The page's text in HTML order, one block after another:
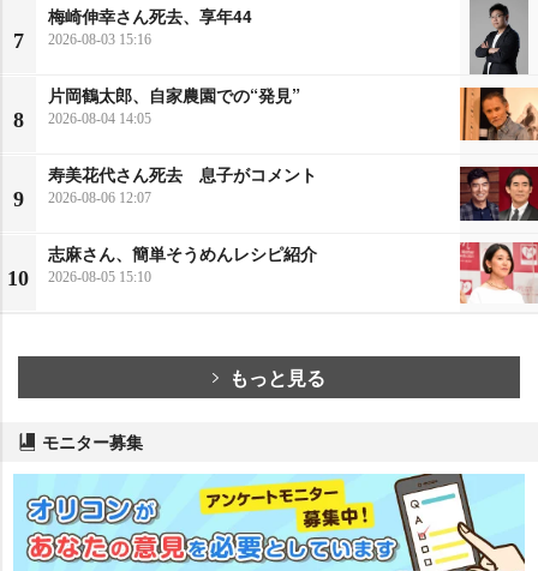
7
梅崎伸幸さん死去、享年44
2026-08-03 15:16
8
片岡鶴太郎、自家農園での“発見”
2026-08-04 14:05
9
寿美花代さん死去 息子がコメント
2026-08-06 12:07
10
志麻さん、簡単そうめんレシピ紹介
2026-08-05 15:10
もっと見る
モニター募集